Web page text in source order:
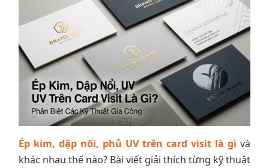
Ép kim, dập nổi, phủ UV trên card visit là gì và
khác nhau thế nào? Bài viết giải thích từng kỹ thuật